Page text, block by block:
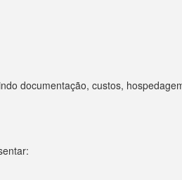
documentação, custos,